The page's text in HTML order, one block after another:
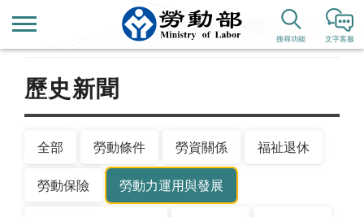
文字客服
搜尋功能
新聞公告
歷史新聞
全部 勞動條件 勞資關係 福祉退休
勞動保險 勞動力運用與發展